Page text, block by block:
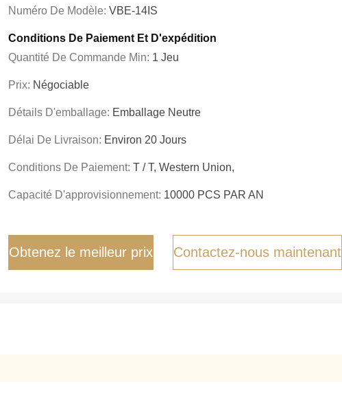
Numéro De Modèle: VBE-14IS
Conditions De Paiement Et D'expédition
Quantité De Commande Min: 1 Jeu
Prix: Négociable
Détails D'emballage: Emballage Neutre
Délai De Livraison: Environ 20 Jours
Conditions De Paiement: T / T, Western Union,
Capacité D'approvisionnement: 10000 PCS PAR AN
Obtenez le meilleur prix Contactez-nous maintenant